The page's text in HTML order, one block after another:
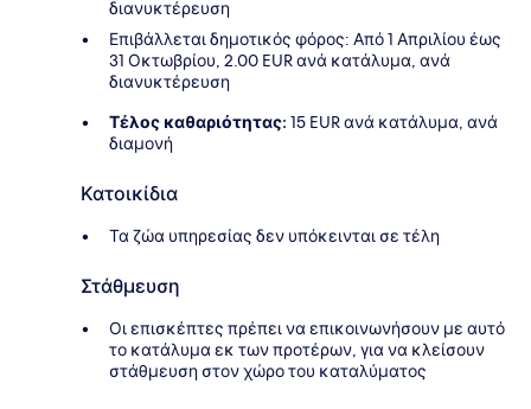
διανυκτέρευση
Επιβάλλεται δημοτικός φόρος: Από 1 Απριλίου έως
31 Οκτωβρίου, 2.00 EUR ανά κατάλυμα, ανά
διανυκτέρευση
Τέλος καθαριότητας: 15 EUR ανά κατάλυμα, ανά
διαμονή
Κατοικίδια
Τα ζώα υπηρεσίας δεν υπόκεινται σε τέλη
Στάθμευση
Οι επισκέπτες πρέπει να επικοινωνήσουν με αυτό
το κατάλυμα εκ των προτέρων, για να κλείσουν
στάθμευση στον χώρο του καταλύματος